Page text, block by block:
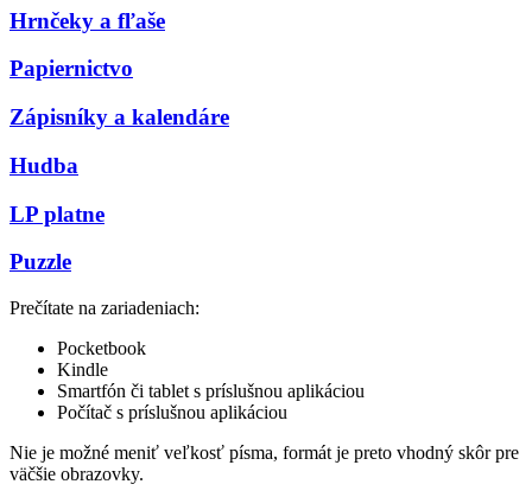
Hrnčeky a fľaše
Papiernictvo
Zápisníky a kalendáre
Hudba
LP platne
Puzzle
Prečítate na zariadeniach:
Pocketbook
Kindle
Smartfón či tablet s príslušnou aplikáciou
Počítač s príslušnou aplikáciou
Nie je možné meniť veľkosť písma, formát je preto vhodný skôr pre
väčšie obrazovky.